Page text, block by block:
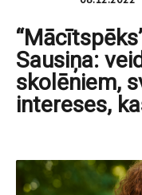
Sausiņa:
skolēniem,
intereses,